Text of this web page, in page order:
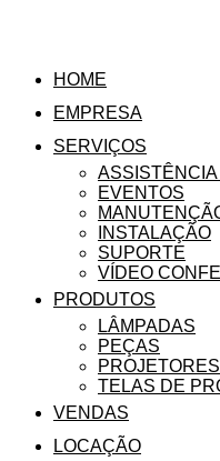
HOME
EMPRESA
SERVIÇOS
EVENTOS
INSTALAÇÃO
SUPORTE
VÍDEO
PRODUTOS
LÂMPADAS
PEÇAS
PROJETORES
TELAS DE
VENDAS
LOCAÇÃO